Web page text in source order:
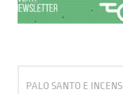
PALO SANTO E INCENSI